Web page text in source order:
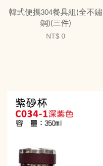
韓式便攜304餐具組(全不鏽
鋼)(三件)
NT$ 0